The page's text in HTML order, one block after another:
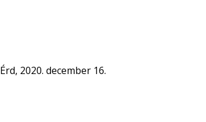
Érd, 2020. december 16.